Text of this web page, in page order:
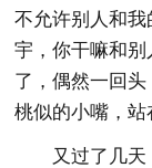
不允许别人和
宇，你干嘛和
了，偶然一回
桃似的小嘴，
又过了几天